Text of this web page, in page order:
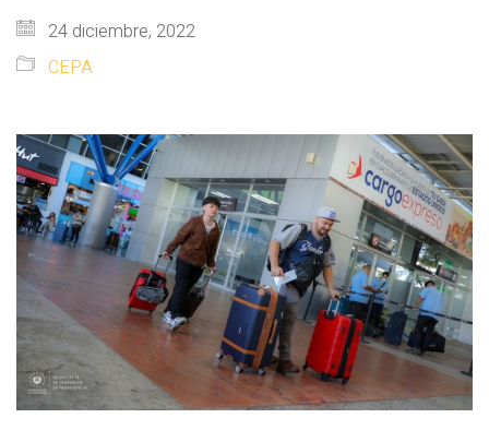
24 diciembre, 2022
CEPA